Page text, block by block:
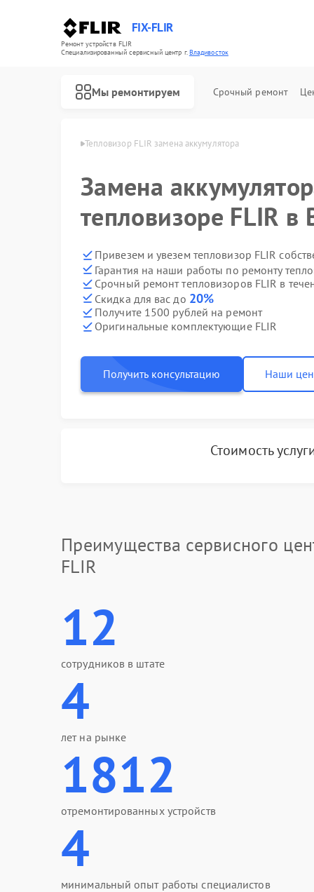
FIX-FLIR
Ремонт устройств FLIR
Специализированный cервисный центр г.Владивосток
Мы ремонтируем Срочный ремонт
Тепловизор FLIR замена аккумулятора
Замена
тепловизоре FLIR в
Привезем и увезем тепловизор FLIR
Гарантия на наши работы по ремонту
Срочный ремонт тепловизоров FLIR в
Скидка для вас до 20%
Получите 1500 рублей на ремонт
Оригинальные комплектующие FLIR
Получить консультацию Наши
Стоимость
Преимущества сервисного
FLIR
12
сотрудников в штате
4
лет на рынке
1812
отремонтированных устройств
4
минимальный опыт работы специалистов